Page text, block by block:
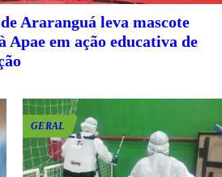
Araranguá leva mascote
Apae em ação educativa de
GERAL